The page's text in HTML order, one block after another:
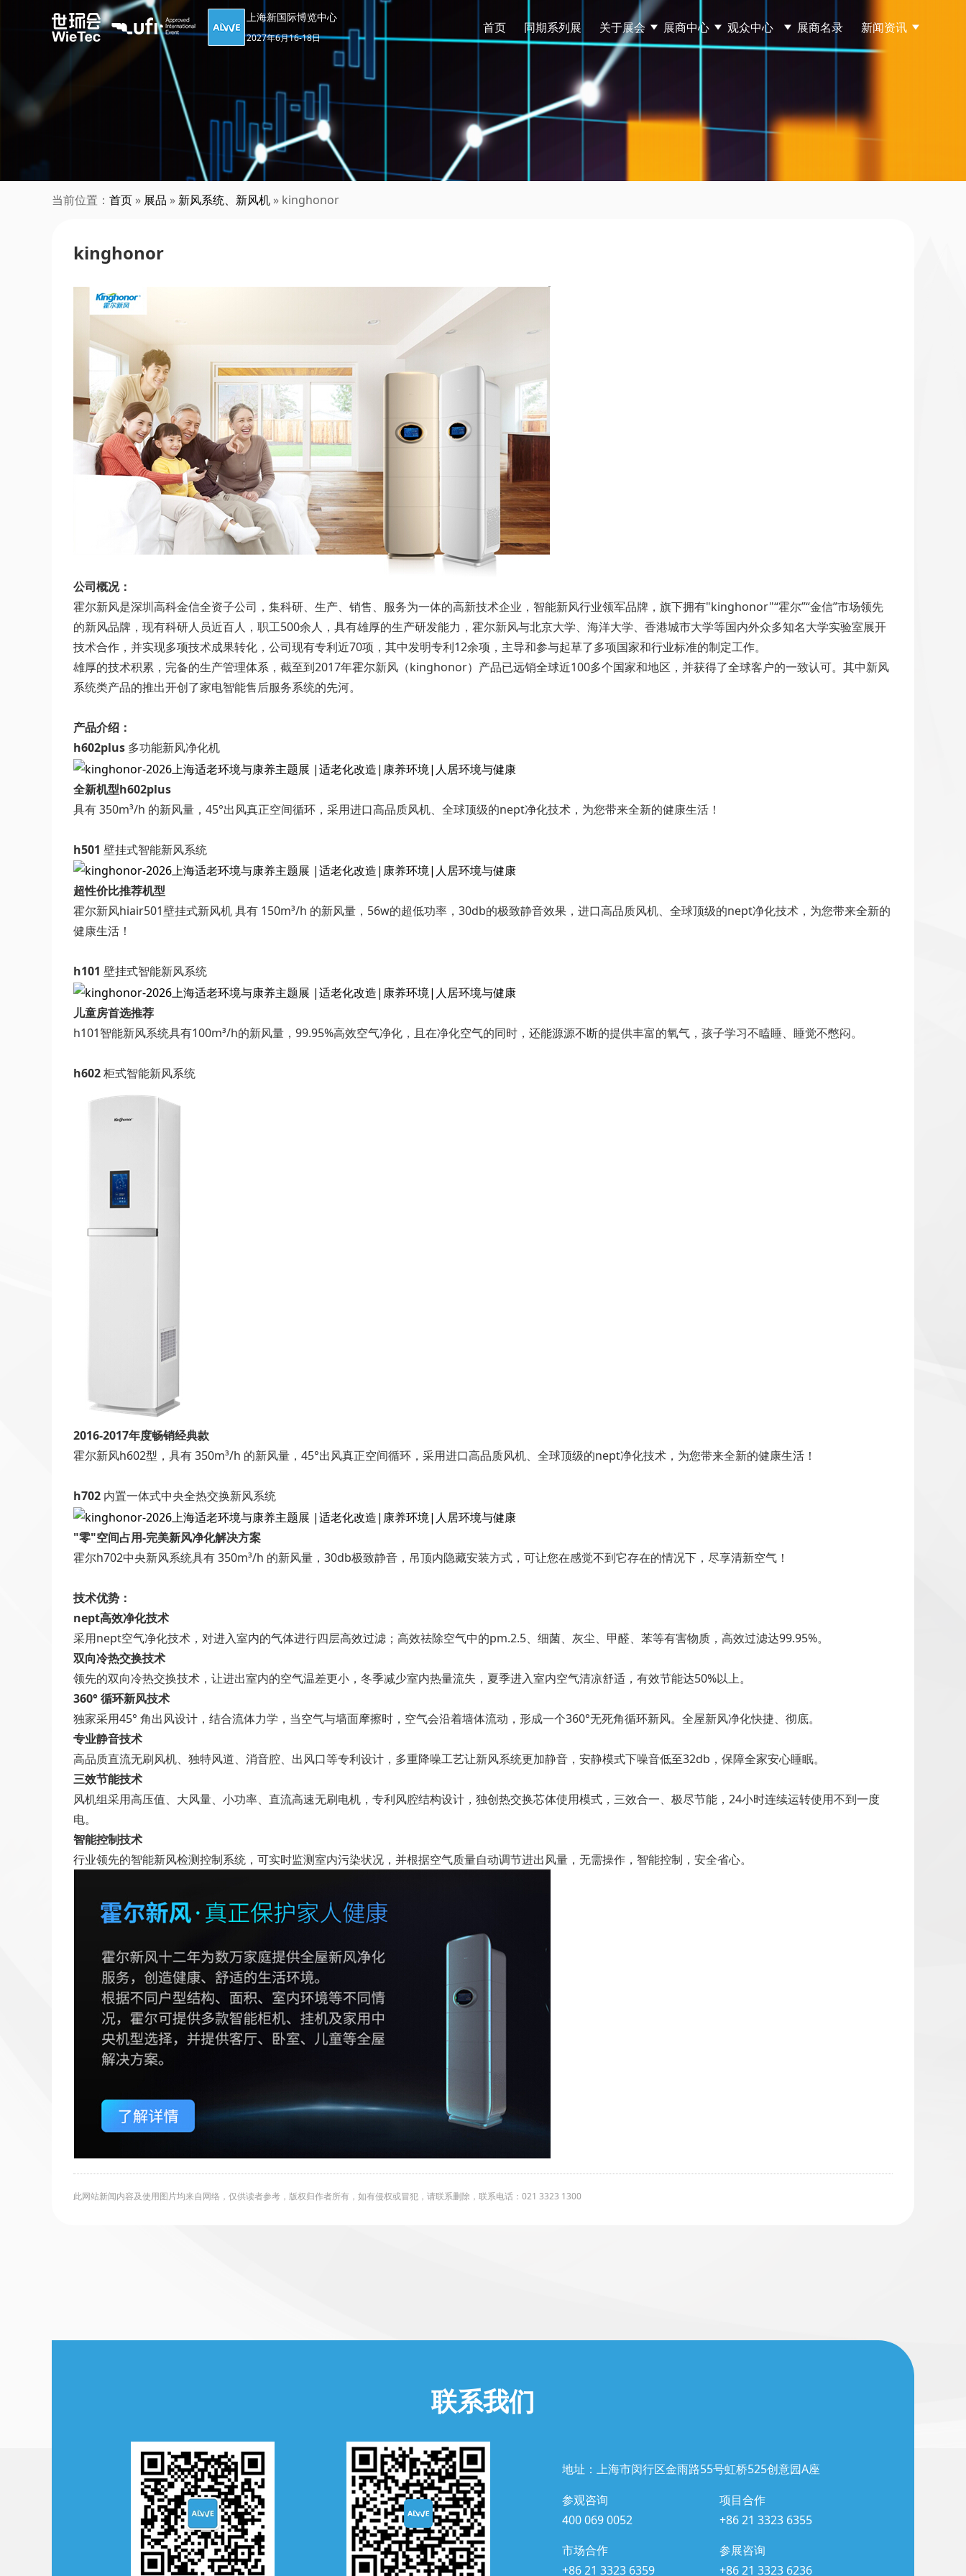
上海新国际博览中心
2027年6月16-18日
首页 同期系列展 关于展会 展商中心 观众中心 展商名录 新闻资讯
当前位置： 首页 » 展品 » 新风系统、新风机 » kinghonor
kinghonor
公司概况：
霍尔新风是深圳高科金信全资子公司，集科研、生产、销售、服务为一体的高新技术企业，智能新风行业领军品牌，旗下拥有"kinghonor"“霍尔”“金信”市场领先
的新风品牌，现有科研人员近百人，职工500余人，具有雄厚的生产研发能力，霍尔新风与北京大学、海洋大学、香港城市大学等国内外众多知名大学实验室展开
技术合作，并实现多项技术成果转化，公司现有专利近70项，其中发明专利12余项，主导和参与起草了多项国家和行业标准的制定工作。
雄厚的技术积累，完备的生产管理体系，截至到2017年霍尔新风（kinghonor）产品已远销全球近100多个国家和地区，并获得了全球客户的一致认可。其中新风
系统类产品的推出开创了家电智能售后服务系统的先河。
产品介绍：
h602plus 多功能新风净化机
全新机型h602plus
具有 350m³/h 的新风量，45°出风真正空间循环，采用进口高品质风机、全球顶级的nept净化技术，为您带来全新的健康生活！
h501 壁挂式智能新风系统
超性价比推荐机型
霍尔新风hiair501壁挂式新风机 具有 150m³/h 的新风量，56w的超低功率，30db的极致静音效果，进口高品质风机、全球顶级的nept净化技术，为您带来全新的
健康生活！
h101 壁挂式智能新风系统
儿童房首选推荐
h101智能新风系统具有100m³/h的新风量，99.95%高效空气净化，且在净化空气的同时，还能源源不断的提供丰富的氧气，孩子学习不瞌睡、睡觉不憋闷。
h602柜式智能新风系统
2016-2017年度畅销经典款
霍尔新风h602型，具有 350m³/h 的新风量，45°出风真正空间循环，采用进口高品质风机、全球顶级的nept净化技术，为您带来全新的健康生活！
h702 内置一体式中央全热交换新风系统
"零"空间占用-完美新风净化解决方案
霍尔h702中央新风系统具有 350m³/h 的新风量，30db极致静音，吊顶内隐藏安装方式，可让您在感觉不到它存在的情况下，尽享清新空气！
技术优势：
nept高效净化技术
采用nept空气净化技术，对进入室内的气体进行四层高效过滤；高效祛除空气中的pm.2.5、细菌、灰尘、甲醛、苯等有害物质，高效过滤达99.95%。
双向冷热交换技术
领先的双向冷热交换技术，让进出室内的空气温差更小，冬季减少室内热量流失，夏季进入室内空气清凉舒适，有效节能达50%以上。
360° 循环新风技术
独家采用45° 角出风设计，结合流体力学，当空气与墙面摩擦时，空气会沿着墙体流动，形成一个360°无死角循环新风。全屋新风净化快捷、彻底。
专业静音技术
高品质直流无刷风机、独特风道、消音腔、出风口等专利设计，多重降噪工艺让新风系统更加静音，安静模式下噪音低至32db，保障全家安心睡眠。
三效节能技术
风机组采用高压值、大风量、小功率、直流高速无刷电机，专利风腔结构设计，独创热交换芯体使用模式，三效合一、极尽节能，24小时连续运转使用不到一度
电。
智能控制技术
行业领先的智能新风检测控制系统，可实时监测室内污染状况，并根据空气质量自动调节进出风量，无需操作，智能控制，安全省心。
此网站新闻内容及使用图片均来自网络，仅供读者参考，版权归作者所有，如有侵权或冒犯，请联系删除，联系电话：021 3323 1300
联系我们
地址：上海市闵行区金雨路55号虹桥525创意园A座
参观咨询
400 069 0052
项目合作
+86 21 3323 6355
市场合作
+86 21 3323 6359
参展咨询
+86 21 3323 6236